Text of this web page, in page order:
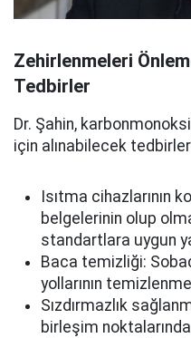
Zehirlenmeleri
Tedbirler
Dr. Şahin,
için alınabilecek
Isıtma cihazlarının
belgelerinin olup
standartlara uygun
Baca temizliği:
yollarının
Sızdırmazlık
birleşim